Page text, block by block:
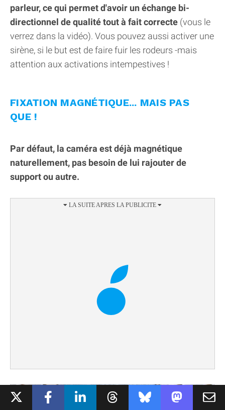
parleur, ce qui permet d'avoir un échange bi-
directionnel de qualité tout à fait correcte (vous le
verrez dans la vidéo). Vous pouvez aussi activer une
sirène, si le but est de faire fuir les rodeurs -mais
attention aux activations intempestives !
FIXATION MAGNÉTIQUE... MAIS PAS
QUE !
Par défaut, la caméra est déjà magnétique
naturellement, pas besoin de lui rajouter de
support ou autre.